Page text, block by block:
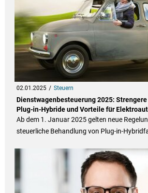
02.01.2025 Steuern
Dienstwagenbesteuerung 2025:
Plug-in-Hybride und Vorteile für
Ab dem 1. Januar 2025 gelten neue
steuerliche Behandlung von Plug-in-